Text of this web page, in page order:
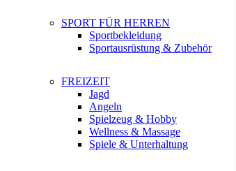
SPORT FÜR HERREN
Sportbekleidung
Sportausrüstung & Zubehör
FREIZEIT
Jagd
Angeln
Spielzeug & Hobby
Wellness & Massage
Spiele & Unterhaltung